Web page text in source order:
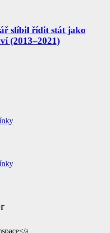
slíbil řídit stát jako
(2013–2021)
a